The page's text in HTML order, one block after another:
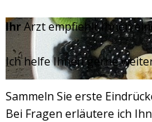
IhrArzt empfiehlt Ihnen
Ich helfe Ihnen gerne
Sammeln Sie erste
Bei Fragen erläutere ich